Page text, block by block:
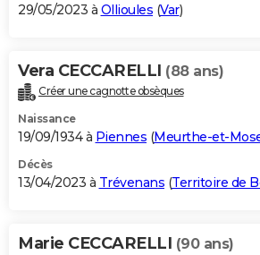
29/05/2023 à Ollioules (Var)
Vera CECCARELLI (88 ans)
Créer une cagnotte obsèques
Naissance
19/09/1934 à Piennes (Meurthe-et-
Décès
13/04/2023 à Trévenans (Territoire de
Marie CECCARELLI (90 ans)